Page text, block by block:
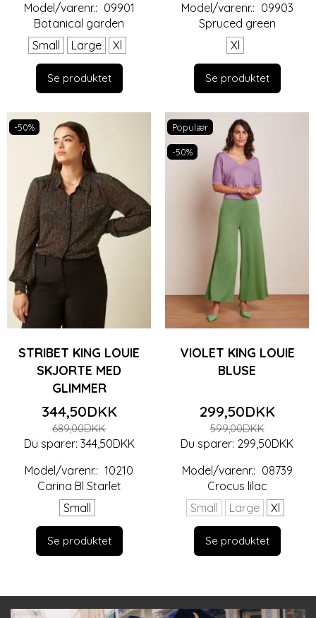
Model/varenr.: 09901
Botanical garden
Small
Large Xl
Se produktet
Model/varenr.: 09903
Spruced green
Xl
Se produktet
-50%
STRIBET KING LOUIE
SKJORTE MED
GLIMMER
344,50DKK
689,00DKK
Du sparer: 344,50DKK
Model/varenr.: 10210
Carina Bl Starlet
Small
Se produktet
Populær
-50%
VIOLET KING LOUIE
BLUSE
299,50DKK
599,00DKK
Du sparer: 299,50DKK
Model/varenr.: 08739
Crocus lilac
Small
Large Xl
Se produktet